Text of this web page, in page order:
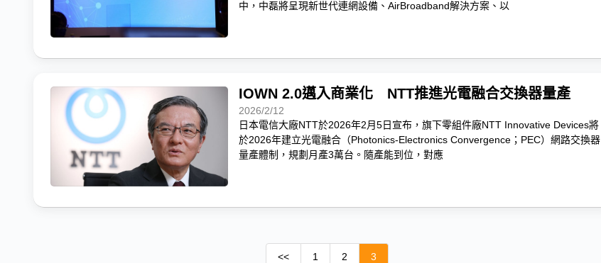
中，中磊將呈現新世代連網設備、AirBroadband解決方案、以
IOWN 2.0邁入商業化 NTT推進光電融合交換器量產
2026/2/12
日本電信大廠NTT於2026年2月5日宣布，旗下零組件廠NTT Innovative Devices將
於2026年建立光電融合（Photonics-Electronics Convergence；PEC）網路交換器
量產體制，規劃月產3萬台。隨產能到位，對應
<< 1 2 3